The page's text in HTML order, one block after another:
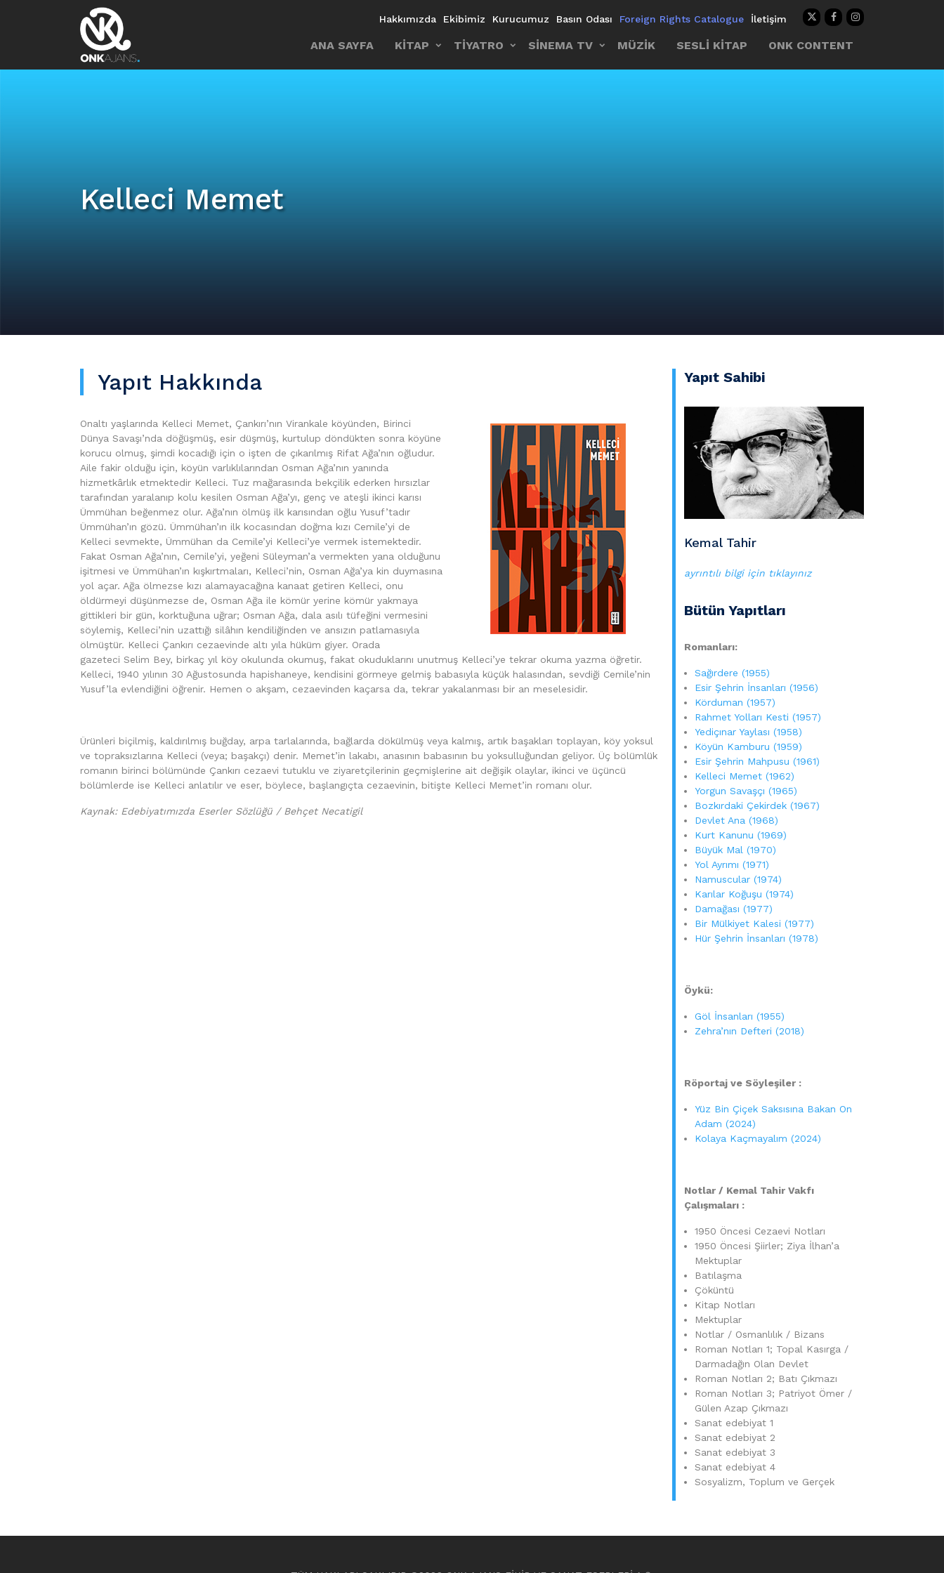
Hakkımızda Ekibimiz Kurucumuz Basın Odası Foreign Rights Catalogue İletişim
ANA SAYFA KİTAP TİYATRO SİNEMA TV MÜZİK SESLİ KİTAP ONK CONTENT
Kelleci Memet
Yapıt Hakkında
Onaltı yaşlarında Kelleci Memet, Çankırı’nın Virankale köyünden, Birinci
Dünya Savaşı’nda döğüşmüş, esir düşmüş, kurtulup döndükten sonra köyüne
korucu olmuş, şimdi kocadığı için o işten de çıkarılmış Rifat Ağa’nın oğludur.
Aile fakir olduğu için, köyün varlıklılarından Osman Ağa’nın yanında
hizmetkârlık etmektedir Kelleci. Tuz mağarasında bekçilik ederken hırsızlar
tarafından yaralanıp kolu kesilen Osman Ağa’yı, genç ve ateşli ikinci karısı
Ümmühan beğenmez olur. Ağa’nın ölmüş ilk karısından oğlu Yusuf’tadır
Ümmühan’ın gözü. Ümmühan’ın ilk kocasından doğma kızı Cemile’yi de
Kelleci sevmekte, Ümmühan da Cemile’yi Kelleci’ye vermek istemektedir.
Fakat Osman Ağa’nın, Cemile’yi, yeğeni Süleyman’a vermekten yana olduğunu
işitmesi ve Ümmühan’ın kışkırtmaları, Kelleci’nin, Osman Ağa’ya kin duymasına
yol açar. Ağa ölmezse kızı alamayacağına kanaat getiren Kelleci, onu
öldürmeyi düşünmezse de, Osman Ağa ile kömür yerine kömür yakmaya
gittikleri bir gün, korktuğuna uğrar; Osman Ağa, dala asılı tüfeğini vermesini
söylemiş, Kelleci’nin uzattığı silâhın kendiliğinden ve ansızın patlamasıyla
ölmüştür. Kelleci Çankırı cezaevinde altı yıla hüküm giyer. Orada
gazeteci Selim Bey, birkaç yıl köy okulunda okumuş, fakat okuduklarını unutmuş Kelleci’ye tekrar okuma yazma öğretir.
Kelleci, 1940 yılının 30 Ağustosunda hapishaneye, kendisini görmeye gelmiş babasıyla küçük halasından, sevdiği Cemile’nin
Yusuf’la evlendiğini öğrenir. Hemen o akşam, cezaevinden kaçarsa da, tekrar yakalanması bir an meselesidir.
Ürünleri biçilmiş, kaldırılmış buğday, arpa tarlalarında, bağlarda dökülmüş veya kalmış, artık başakları toplayan, köy yoksul
ve topraksızlarına Kelleci (veya; başakçı) denir. Memet’in lakabı, anasının babasının bu yoksulluğundan geliyor. Üç bölümlük
romanın birinci bölümünde Çankırı cezaevi tutuklu ve ziyaretçilerinin geçmişlerine ait değişik olaylar, ikinci ve üçüncü
bölümlerde ise Kelleci anlatılır ve eser, böylece, başlangıçta cezaevinin, bitişte Kelleci Memet’in romanı olur.
Kaynak: Edebiyatımızda Eserler Sözlüğü / Behçet Necatigil
Yapıt Sahibi
Kemal Tahir
ayrıntılı bilgi için tıklayınız
Bütün Yapıtları
Romanları:
Sağırdere (1955)
Esir Şehrin İnsanları (1956)
Körduman (1957)
Rahmet Yolları Kesti (1957)
Yediçınar Yaylası (1958)
Köyün Kamburu (1959)
Esir Şehrin Mahpusu (1961)
Kelleci Memet (1962)
Yorgun Savaşçı (1965)
Bozkırdaki Çekirdek (1967)
Devlet Ana (1968)
Kurt Kanunu (1969)
Büyük Mal (1970)
Yol Ayrımı (1971)
Namuscular (1974)
Karılar Koğuşu (1974)
Damağası (1977)
Bir Mülkiyet Kalesi (1977)
Hür Şehrin İnsanları (1978)
Öykü:
Göl İnsanları (1955)
Zehra’nın Defteri (2018)
Röportaj ve Söyleşiler :
Yüz Bin Çiçek Saksısına Bakan On
Adam (2024)
Kolaya Kaçmayalım (2024)
Notlar / Kemal Tahir Vakfı
Çalışmaları :
1950 Öncesi Cezaevi Notları
1950 Öncesi Şiirler; Ziya İlhan’a
Mektuplar
Batılaşma
Çöküntü
Kitap Notları
Mektuplar
Notlar / Osmanlılık / Bizans
Roman Notları 1; Topal Kasırga /
Darmadağın Olan Devlet
Roman Notları 2; Batı Çıkmazı
Roman Notları 3; Patriyot Ömer /
Gülen Azap Çıkmazı
Sanat edebiyat 1
Sanat edebiyat 2
Sanat edebiyat 3
Sanat edebiyat 4
Sosyalizm, Toplum ve Gerçek